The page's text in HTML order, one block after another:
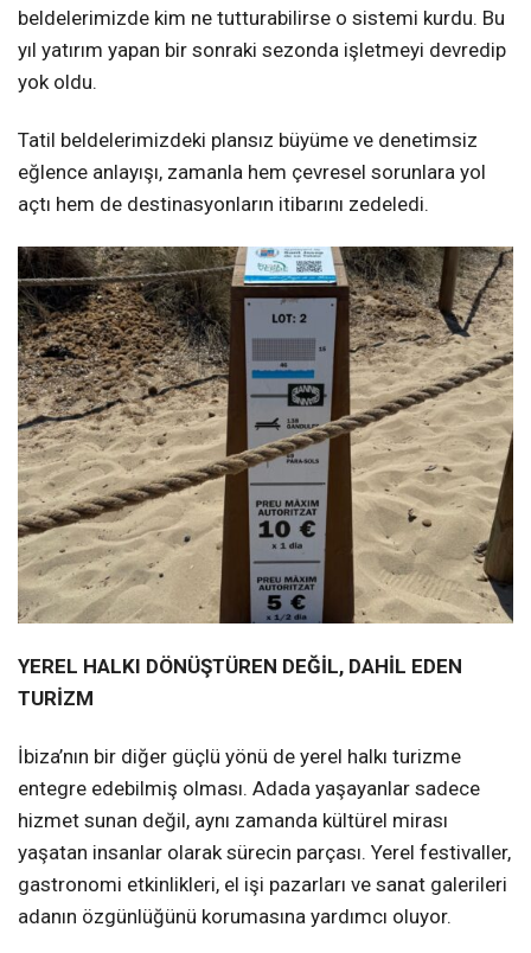
beldelerimizde kim ne tutturabilirse o sistemi kurdu. Bu
yıl yatırım yapan bir sonraki sezonda işletmeyi devredip
yok oldu.
Tatil beldelerimizdeki plansız büyüme ve denetimsiz
eğlence anlayışı, zamanla hem çevresel sorunlara yol
açtı hem de destinasyonların itibarını zedeledi.
YEREL HALKI DÖNÜŞTÜREN DEĞİL, DAHİL EDEN
TURİZM
İbiza’nın bir diğer güçlü yönü de yerel halkı turizme
entegre edebilmiş olması. Adada yaşayanlar sadece
hizmet sunan değil, aynı zamanda kültürel mirası
yaşatan insanlar olarak sürecin parçası. Yerel festivaller,
gastronomi etkinlikleri, el işi pazarları ve sanat galerileri
adanın özgünlüğünü korumasına yardımcı oluyor.